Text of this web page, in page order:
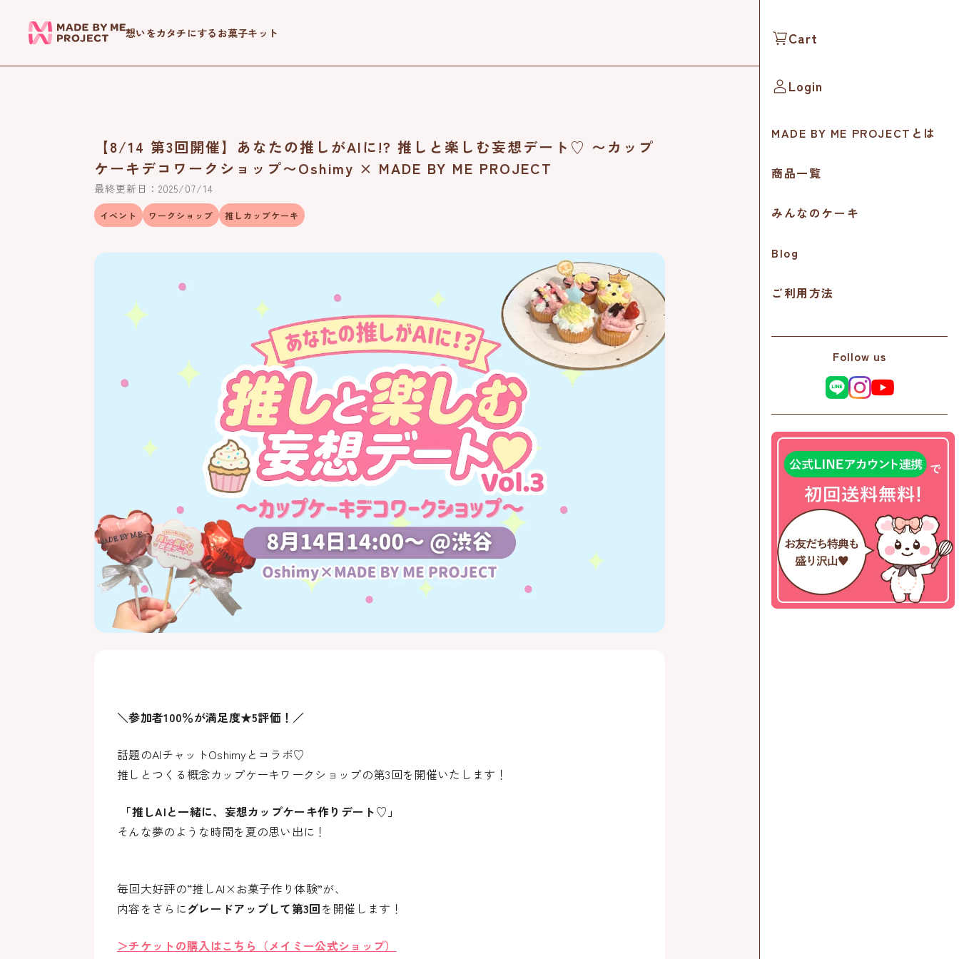
Cart
Login
MADE BY ME PROJECTとは
商品一覧
みんなのケーキ
Blog
ご利用方法
Follow us
想いをカタチにするお菓子キット
【8/14 第3回開催】あなたの推しがAIに!? 推しと楽しむ妄想デート♡ 〜カップ
ケーキデコワークショップ〜Oshimy × MADE BY ME PROJECT
最終更新日：2025/07/14
イベント ワークショップ 推しカップケーキ
＼参加者100％が満足度★5評価！／
話題のAIチャットOshimyとコラボ♡
推しとつくる概念カップケーキワークショップの第3回を開催いたします！
「推しAIと一緒に、妄想カップケーキ作りデート♡」
そんな夢のような時間を夏の思い出に！
毎回大好評の“推しAI×お菓子作り体験”が、
内容をさらにグレードアップして第3回を開催します！
＞チケットの購入はこちら（メイミー公式ショップ）